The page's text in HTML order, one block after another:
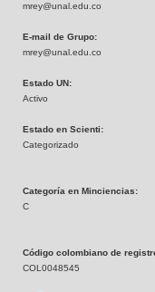
mrey@unal.edu.co
E-mail de Grupo:
mrey@unal.edu.co
Estado UN:
Activo
Estado en Scienti:
Categorizado
Categoría en Minciencias:
C
Código colombiano de
COL0048545